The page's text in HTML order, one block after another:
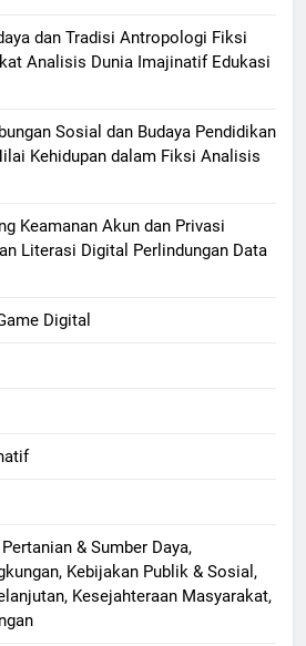
dan Tradisi Antropologi Fiksi
Analisis Dunia Imajinatif Edukasi
Sosial dan Budaya Pendidikan
Kehidupan dalam Fiksi Analisis
Keamanan Akun dan Privasi
Literasi Digital Perlindungan Data
Digital
& Sumber Daya,
Kebijakan Publik & Sosial,
Kesejahteraan Masyarakat,